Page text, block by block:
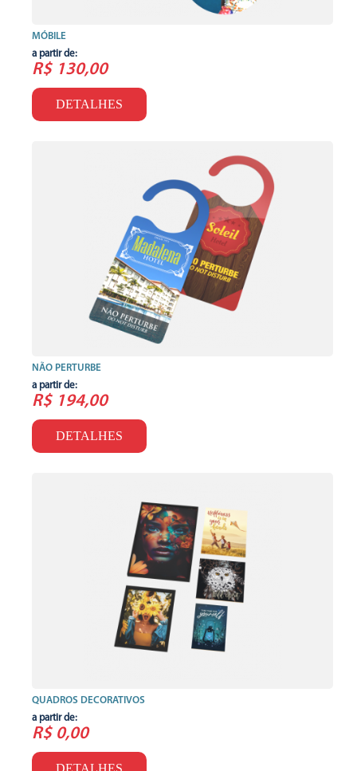
MÓBILE
a partir de:
R$ 130,00
DETALHES
NÃO PERTURBE
a partir de:
R$ 194,00
DETALHES
QUADROS DECORATIVOS
a partir de:
R$ 0,00
DETALHES